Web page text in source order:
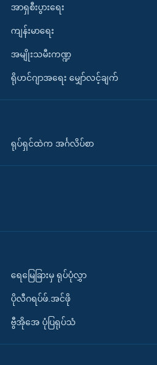
အာရှစီးပွားရေး
ကျန်းမာရေး
အမျိုးသမီးကဏ္ဍ
ရိုဟင်ဂျာအရေး မျှော်လင့်ချက်
ရုပ်ရှင်ထဲက အင်္ဂလိပ်စာ
ရေမြေခြားမှ ရုပ်ပုံလွှာ
ပိုလီဂရပ်ဖ်.အင်ဖို
ဗွီအိုအေ ပုံပြရုပ်သံ